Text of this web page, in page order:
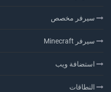
سيرفر مخصص
سيرفر Minecraft
استضافة ويب
النطاقات